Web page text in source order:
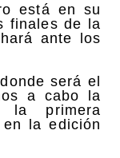
está en su
finales de la
ante los
será el
a cabo la
la primera
la edición